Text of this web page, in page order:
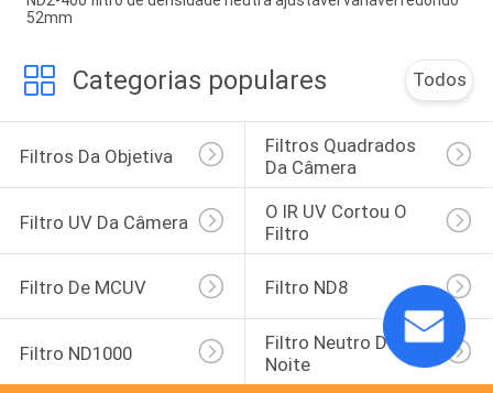
52mm
Categorias populares Todos
Filtros Da Objetiva
Filtros Quadrados
Da Câmera
Filtro UV Da Câmera
O IR UV Cortou O
Filtro
Filtro De MCUV Filtro ND8
Filtro ND1000
Filtro Neutro Da
Noite